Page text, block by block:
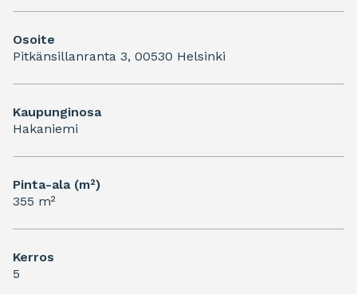
Osoite
Pitkänsillanranta 3, 00530 Helsinki
Kaupunginosa
Hakaniemi
Pinta-ala (m²)
355 m²
Kerros
5